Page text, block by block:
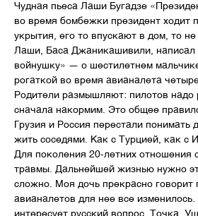
Чудная пьеса Лаши Бугадзе
во время бомбежки президент ходит
укрытия, его то впускают в дом, то
Лаши, Баса Джаникашивили, написал
войнушку» — о шестилетнем
рогаткой во время авианалета
Родители размышляют: пилотов надо
сначала накормим. Это общее
Грузия и Россия перестали понимать
жить соседями. Как с Турцией, как с
Для поколения 20-летних отношения
травмы. Дальнейшей жизнью нужно
сложно. Моя дочь прекрасно говорит
авианалетов для нее все
интересует русский вопрос. Точка.